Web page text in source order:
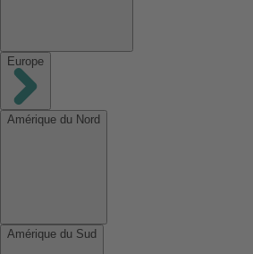
Europe
Amérique du Nord
Amérique du Sud